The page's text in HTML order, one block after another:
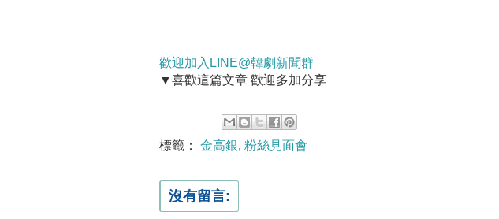
歡迎加入LINE@韓劇新聞群
▼喜歡這篇文章 歡迎多加分享
標籤： 金高銀, 粉絲見面會
沒有留言: